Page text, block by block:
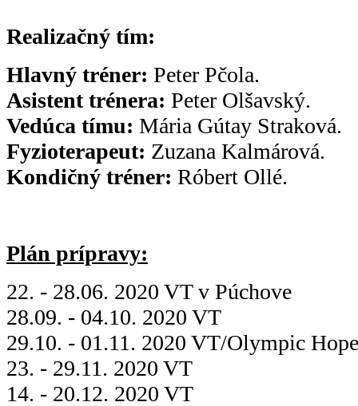
Realizačný tím:
Hlavný tréner: Peter Pčola.
Asistent trénera: Peter Olšavský.
Vedúca tímu: Mária Gútay Straková.
Fyzioterapeut: Zuzana Kalmárová.
Kondičný tréner: Róbert Ollé.
Plán prípravy:
22. - 28.06. 2020 VT v Púchove
28.09. - 04.10. 2020 VT
29.10. - 01.11. 2020 VT/Olympic
23. - 29.11. 2020 VT
14. - 20.12. 2020 VT